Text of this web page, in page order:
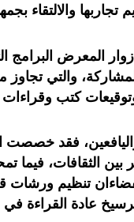
تجاربها والالتقاء
المعرض البرامج
كتب وقراءات
فقد خصصت
الثقافات، فيما
تنظيم ورشات
وترسيخ عادة القراءة